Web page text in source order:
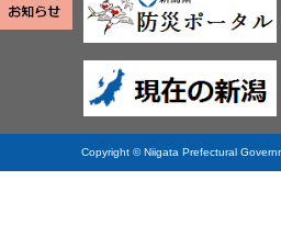
Copyright © Niigata Prefectural